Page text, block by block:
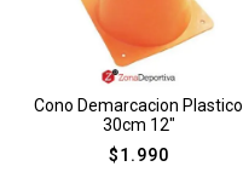
Cono Demarcacion Plastico
30cm 12″
$1.990